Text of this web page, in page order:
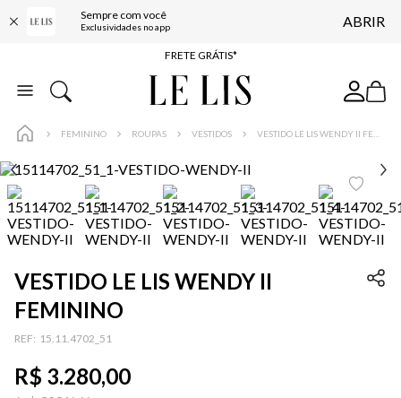
Sempre com você
Exclusividades no app ABRIR
ENTREGA EXPRESSA*
FRETE GRÁTIS*
BAIXE O APP
FEMININO ROUPAS VESTIDOS
VESTIDO LE LIS WENDY II
FEMININO
: 15.11.4702_51
R$ 3.280,00